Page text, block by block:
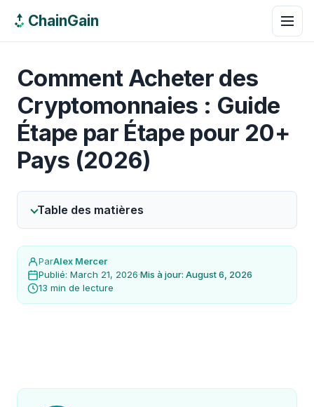
ChainGain
Comment Acheter des
Cryptomonnaies : Guide
Étape par Étape pour 20+
Pays (2026)
Table des matières
ParAlex Mercer
Publié: March 21, 2026·Mis à jour: August 6, 2026
13 min de lecture